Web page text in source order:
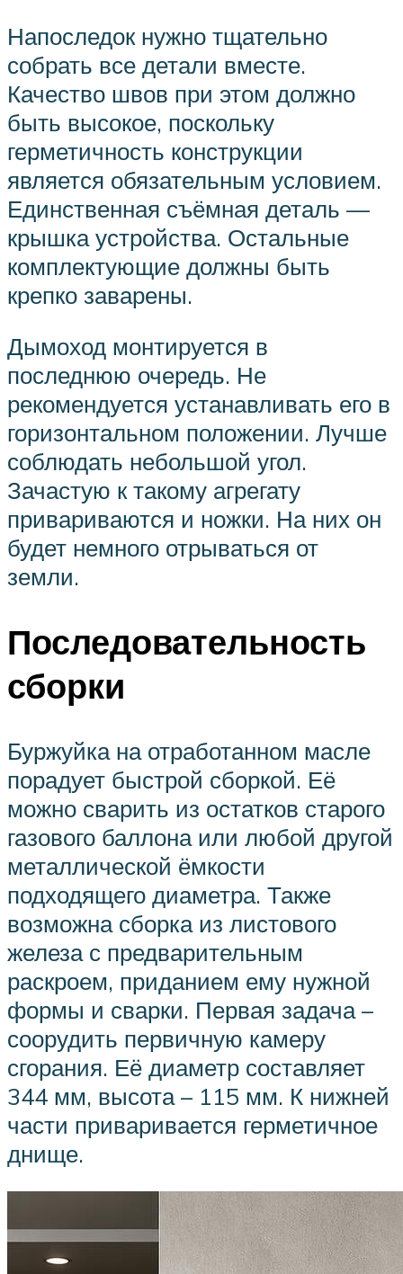
Напоследок нужно тщательно
собрать все детали вместе.
Качество швов при этом должно
быть высокое, поскольку
герметичность конструкции
является обязательным условием.
Единственная съёмная деталь —
крышка устройства. Остальные
комплектующие должны быть
крепко заварены.
Дымоход монтируется в
последнюю очередь. Не
рекомендуется устанавливать его в
горизонтальном положении. Лучше
соблюдать небольшой угол.
Зачастую к такому агрегату
привариваются и ножки. На них он
будет немного отрываться от
земли.
Последовательность
сборки
Буржуйка на отработанном масле
порадует быстрой сборкой. Её
можно сварить из остатков старого
газового баллона или любой другой
металлической ёмкости
подходящего диаметра. Также
возможна сборка из листового
железа с предварительным
раскроем, приданием ему нужной
формы и сварки. Первая задача –
соорудить первичную камеру
сгорания. Её диаметр составляет
344 мм, высота – 115 мм. К нижней
части приваривается герметичное
днище.